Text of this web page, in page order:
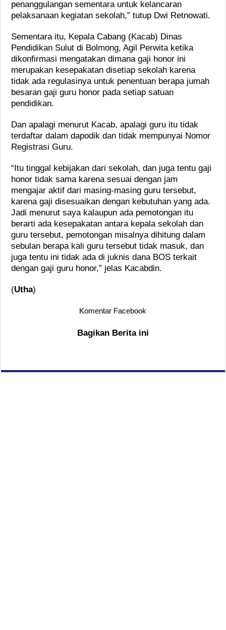
penanggulangan sementara untuk kelancaran
pelaksanaan kegiatan sekolah,” tutup Dwi Retnowati.
Sementara itu, Kepala Cabang (Kacab) Dinas
Pendidikan Sulut di Bolmong, Agil Perwita ketika
dikonfirmasi mengatakan dimana gaji honor ini
merupakan kesepakatan disetiap sekolah karena
tidak ada regulasinya untuk penentuan berapa jumah
besaran gaji guru honor pada setiap satuan
pendidikan.
Dan apalagi menurut Kacab, apalagi guru itu tidak
terdaftar dalam dapodik dan tidak mempunyai Nomor
Registrasi Guru.
“Itu tinggal kebijakan dari sekolah, dan juga tentu gaji
honor tidak sama karena sesuai dengan jam
mengajar aktif dari masing-masing guru tersebut,
karena gaji disesuaikan dengan kebutuhan yang ada.
Jadi menurut saya kalaupun ada pemotongan itu
berarti ada kesepakatan antara kepala sekolah dan
guru tersebut, pemotongan misalnya dihitung dalam
sebulan berapa kali guru tersebut tidak masuk, dan
juga tentu ini tidak ada di juknis dana BOS terkait
dengan gaji guru honor,” jelas Kacabdin.
(Utha)
Komentar Facebook
Bagikan Berita ini